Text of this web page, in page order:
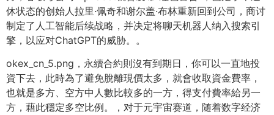
休状态的创始人拉里·佩奇和谢尔盖·布林重新回到公司，商讨
制定了人工智能后续战略，并决定将聊天机器人纳入搜索引
擎，以应对ChatGPT的威胁。。
okex_cn_5.png，永續合約則沒有到期日，你可以一直地投
資下去，此時為了避免脫離現價太多，就會收取資金費率，
也就是多方、空方中人數比較多的一方，得支付費率給另一
方，藉此穩定多空比例。，对于元宇宙赛道，随着数字经济